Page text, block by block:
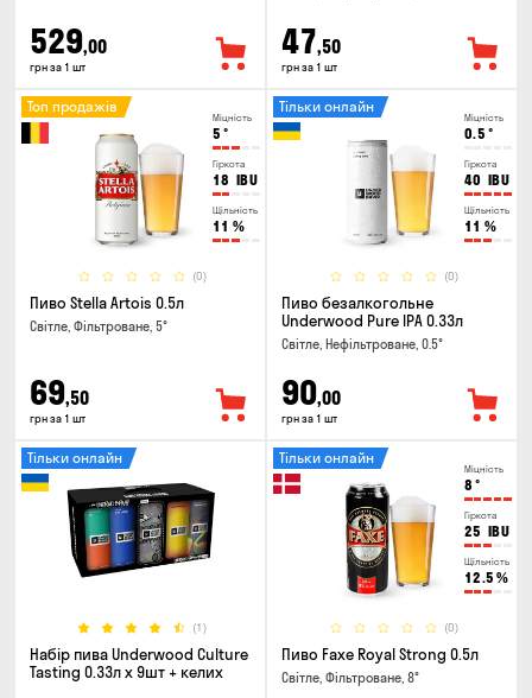
529,00
грн за 1 шт
47,50
грн за 1 шт
Міцність
5 °
Гіркота
18 IBU
Щільність
11 %
(0)
Топ продажів
Пиво Stella Artois 0.5л
Світле, Фільтроване, 5°
69,50
грн за 1 шт
Міцність
0.5 °
Гіркота
40 IBU
Щільність
11 %
(0)
Тільки онлайн
Пиво безалкогольне
Underwood Pure IPA 0.33л
Світле, Нефільтроване, 0.5°
90,00
грн за 1 шт
(1)
Тільки онлайн
Набір пива Underwood Culture
Tasting 0.33л x 9шт + келих
Міцність
8 °
Гіркота
25 IBU
Щільність
12.5 %
(0)
Тільки онлайн
Пиво Faxe Royal Strong 0.5л
Світле, Фільтроване, 8°